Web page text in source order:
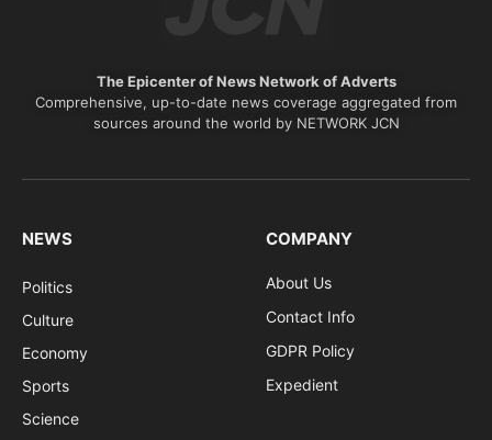
The Epicenter of News Network of Adverts
Comprehensive, up-to-date news coverage aggregated from
sources around the world by NETWORK JCN
NEWS
Politics
Culture
Economy
Sports
Science
COMPANY
About Us
Contact Info
GDPR Policy
Expedient